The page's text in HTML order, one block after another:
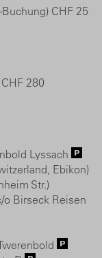
CHF 25
280
Lyssach
Ebikon)
Str.)
Birseck Reisen